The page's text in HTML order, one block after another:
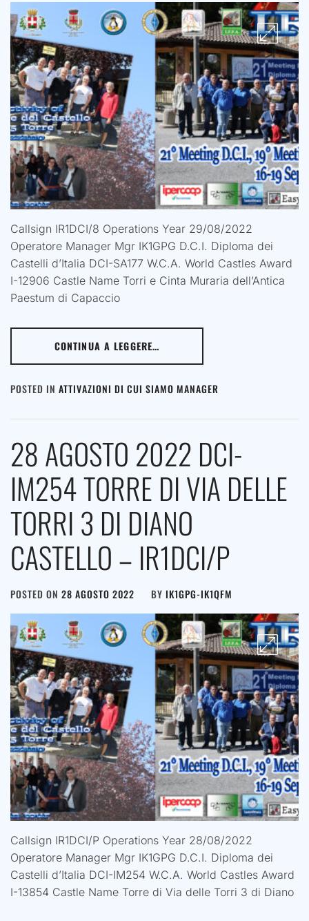
Callsign IR1DCI/8 Operations Year 29/08/2022
Operatore Manager Mgr IK1GPG D.C.I. Diploma dei
Castelli d’Italia DCI-SA177 W.C.A. World Castles Award
I-12906 Castle Name Torri e Cinta Muraria dell’Antica
Paestum di Capaccio
CONTINUA A LEGGERE…
POSTED IN ATTIVAZIONI DI CUI SIAMO MANAGER
28 AGOSTO 2022 DCI-
IM254 TORRE DI VIA DELLE
TORRI 3 DI DIANO
CASTELLO – IR1DCI/P
POSTED ON 28 AGOSTO 2022 BY IK1GPG-IK1QFM
Callsign IR1DCI/P Operations Year 28/08/2022
Operatore Manager Mgr IK1GPG D.C.I. Diploma dei
Castelli d’Italia DCI-IM254 W.C.A. World Castles Award
I-13854 Castle Name Torre di Via delle Torri 3 di Diano